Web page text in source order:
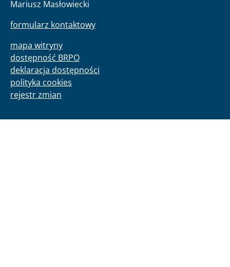
Mariusz Masłowiecki
formularz kontaktowy
mapa witryny
dostępność BRPO
deklaracja dostępności
polityka cookies
rejestr zmian